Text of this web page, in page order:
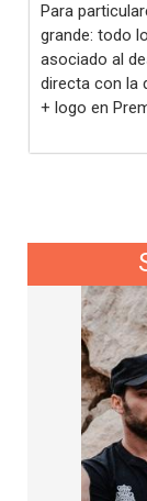
Para
grande: todo
asociado al
directa con la
+ logo en